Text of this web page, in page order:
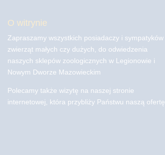
O witrynie
Zapraszamy wszystkich posiadaczy i sympatyków
zwierząt małych czy dużych, do odwiedzenia
naszych sklepów zoologicznych w Legionowie i
Nowym Dworze Mazowieckim
Polecamy także wizytę na naszej stronie
internetowej, która przybliży Państwu naszą ofertę.